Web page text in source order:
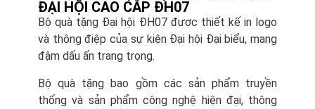
ĐẠI HỘI CAO CẤP ĐH07
Bộ quà tặng Đại hội ĐH07 được thiết kế in logo
và thông điệp của sự kiện Đại hội Đại biểu, mang
đậm dấu ấn trang trọng.
Bộ quà tặng bao gồm các sản phẩm truyền
thống và sản phẩm công nghệ hiện đại, thông